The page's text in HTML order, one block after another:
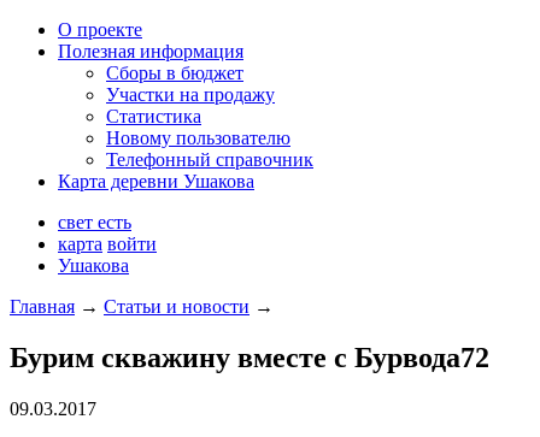
О проекте
Полезная информация
Сборы в бюджет
Участки на продажу
Статистика
Новому пользователю
Телефонный справочник
Карта деревни Ушакова
свет есть
карта войти
Ушакова
Главная → Статьи и новости →
Бурим скважину вместе с Бурвода72
09.03.2017